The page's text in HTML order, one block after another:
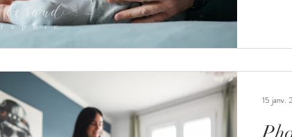
15 janv.